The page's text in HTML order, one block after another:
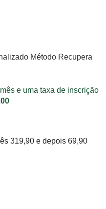
Método Recupera
e uma taxa de inscrição
319,90 e depois 69,90